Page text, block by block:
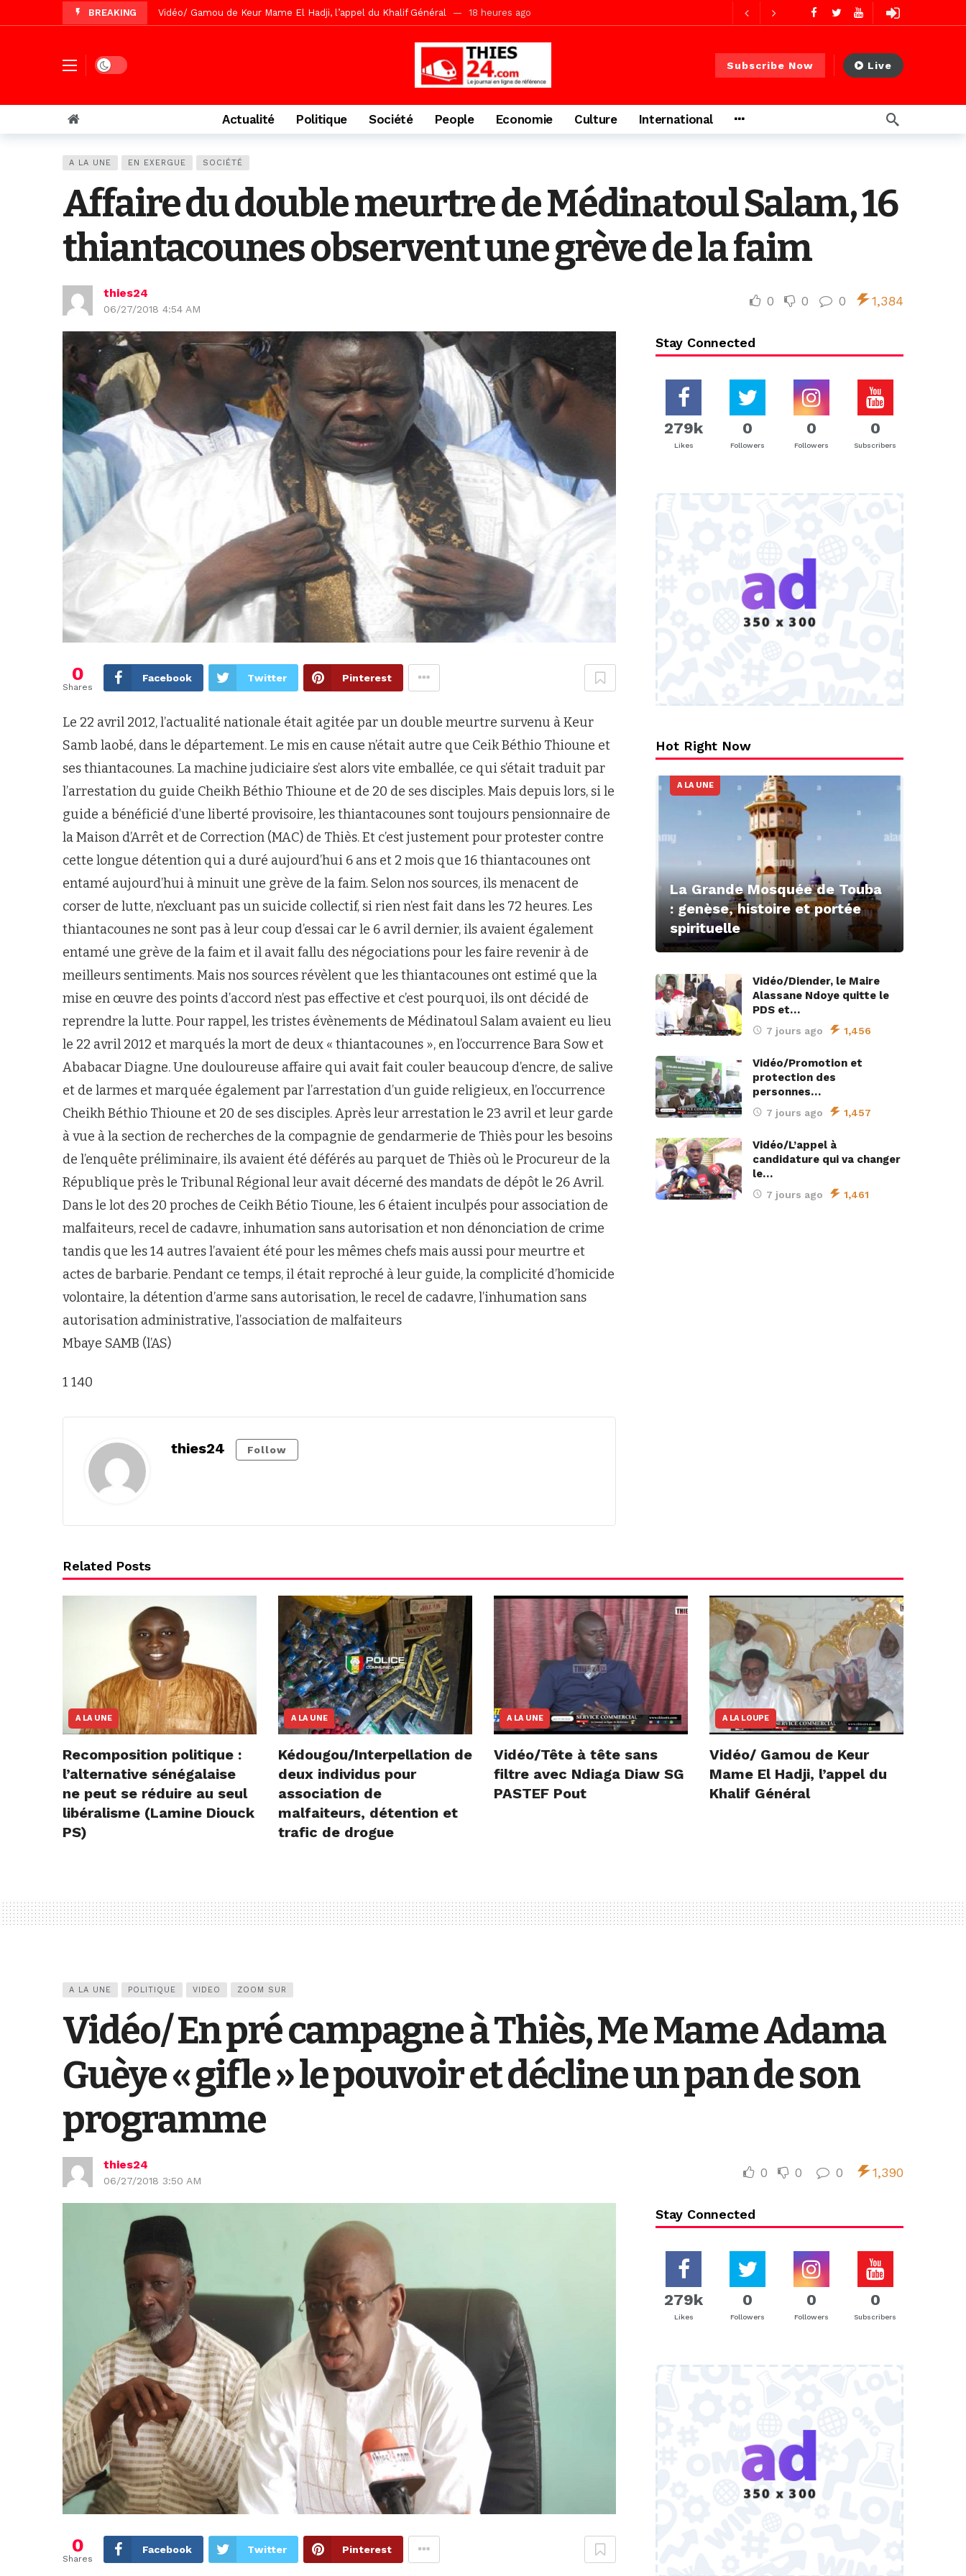
BREAKING Vidéo/ Gamou de Keur Mame El Hadji, l’appel du Khalif Général 18 heures ago
Vidéo/ Revue de presse du 5 Août 2026 avec Mouhamadou Boiro 1 jour ago
Vidéo/ Contre la violence numérique, 100 adolescents outillés dans le Boot Camp JAVA de Mboro
Un commissariat d’arrondissement de police inauguré à Touba 2 jours ago
Vidéo/Célébration de Bamba et Cheikh, le « battré » d’Abdou Bâ Ndiéguène 2 jours ago
Foncier : l’heure n’est plus aux demi-mesures, mais à une relance courageuse de l’économie sénégalaise
Tivaouane/L’hôpital Seydi El Hadji Malick Sy reçoit ses premiers malades lundi 10 Août 13 heures ago
Dark mode Subscribe Now Live
Actualité Politique Société People Economie Culture International
A LA UNE EN EXERGUE SOCIÉTÉ
Affaire du double meurtre de Médinatoul Salam, 16
thiantacounes observent une grève de la faim
thies24
06/27/2018 4:54 AM
0 0 0 1,384
0
Shares
Facebook Twitter Pinterest
Le 22 avril 2012, l’actualité nationale était agitée par un double meurtre survenu à Keur
Samb laobé, dans le département. Le mis en cause n’était autre que Ceik Béthio Thioune et
ses thiantacounes. La machine judiciaire s’est alors vite emballée, ce qui s’était traduit par
l’arrestation du guide Cheikh Béthio Thioune et de 20 de ses disciples. Mais depuis lors, si le
guide a bénéficié d’une liberté provisoire, les thiantacounes sont toujours pensionnaire de
la Maison d’Arrêt et de Correction (MAC) de Thiès. Et c’est justement pour protester contre
cette longue détention qui a duré aujourd’hui 6 ans et 2 mois que 16 thiantacounes ont
entamé aujourd’hui à minuit une grève de la faim. Selon nos sources, ils menacent de
corser de lutte, n’excluant pas un suicide collectif, si rien n’est fait dans les 72 heures. Les
thiantacounes ne sont pas à leur coup d’essai car le 6 avril dernier, ils avaient également
entamé une grève de la faim et il avait fallu des négociations pour les faire revenir à de
meilleurs sentiments. Mais nos sources révèlent que les thiantacounes ont estimé que la
mise en œuvre des points d’accord n’est pas effective et c’est pourquoi, ils ont décidé de
reprendre la lutte. Pour rappel, les tristes évènements de Médinatoul Salam avaient eu lieu
le 22 avril 2012 et marqués la mort de deux « thiantacounes », en l’occurrence Bara Sow et
Ababacar Diagne. Une douloureuse affaire qui avait fait couler beaucoup d’encre, de salive
et de larmes et marquée également par l’arrestation d’un guide religieux, en l’occurrence
Cheikh Béthio Thioune et 20 de ses disciples. Après leur arrestation le 23 avril et leur garde
à vue à la section de recherches de la compagnie de gendarmerie de Thiès pour les besoins
de l’enquête préliminaire, ils avaient été déférés au parquet de Thiès où le Procureur de la
République près le Tribunal Régional leur avait décerné des mandats de dépôt le 26 Avril.
Dans le lot des 20 proches de Ceikh Bétio Tioune, les 6 étaient inculpés pour association de
malfaiteurs, recel de cadavre, inhumation sans autorisation et non dénonciation de crime
tandis que les 14 autres l’avaient été pour les mêmes chefs mais aussi pour meurtre et
actes de barbarie. Pendant ce temps, il était reproché à leur guide, la complicité d’homicide
volontaire, la détention d’arme sans autorisation, le recel de cadavre, l’inhumation sans
autorisation administrative, l’association de malfaiteurs
Mbaye SAMB (l’AS)
1 140
thies24 Follow
Stay Connected
279k
Likes
0
Followers
0
Followers
0
Subscribers
Hot Right Now
A LA UNE
La Grande Mosquée de Touba
: genèse, histoire et portée
spirituelle
Vidéo/Diender, le Maire
Alassane Ndoye quitte le
PDS et…
7 jours ago 1,456
Vidéo/Promotion et
protection des
personnes…
7 jours ago 1,457
Vidéo/L’appel à
candidature qui va changer
le…
7 jours ago 1,461
Related Posts
A LA UNE
Recomposition politique :
l’alternative sénégalaise
ne peut se réduire au seul
libéralisme (Lamine Diouck
PS)
A LA UNE
Kédougou/Interpellation de
deux individus pour
association de
malfaiteurs, détention et
trafic de drogue
A LA UNE
Vidéo/Tête à tête sans
filtre avec Ndiaga Diaw SG
PASTEF Pout
A LA LOUPE
Vidéo/ Gamou de Keur
Mame El Hadji, l’appel du
Khalif Général
A LA UNE POLITIQUE VIDEO ZOOM SUR
Vidéo/ En pré campagne à Thiès, Me Mame Adama
Guèye « gifle » le pouvoir et décline un pan de son
programme
thies24
06/27/2018 3:50 AM
0 0 0 1,390
0
Shares
Facebook Twitter Pinterest
Stay Connected
279k
Likes
0
Followers
0
Followers
0
Subscribers